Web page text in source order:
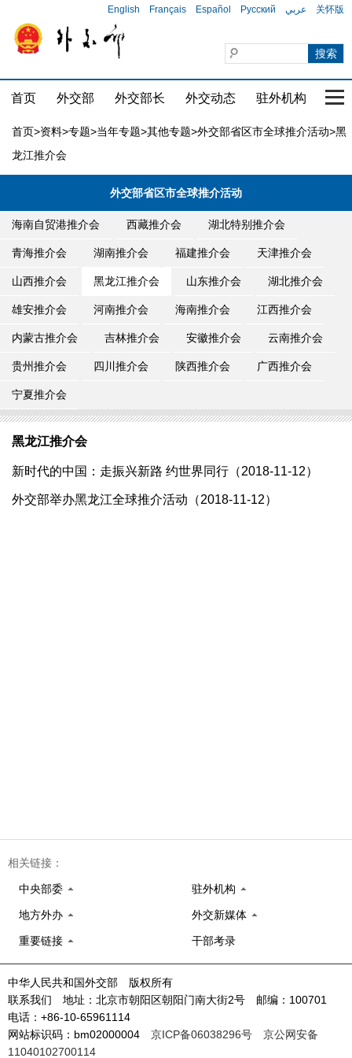
English Français Español Русский عربي 关怀版
首页 外交部 外交部长 外交动态 驻外机构 国
首页>资料>专题>当年专题>其他专题>外交部省区市全球推介活动>黑
龙江推介会
外交部省区市全球推介活动
海南自贸港推介会 西藏推介会 湖北特别推介会
青海推介会 湖南推介会 福建推介会 天津推介会
山西推介会 黑龙江推介会 山东推介会 湖北推介会
雄安推介会 河南推介会 海南推介会 江西推介会
内蒙古推介会 吉林推介会 安徽推介会 云南推介会
贵州推介会 四川推介会 陕西推介会 广西推介会
宁夏推介会
黑龙江推介会
新时代的中国：走振兴新路 约世界同行（2018-11-12）
外交部举办黑龙江全球推介活动（2018-11-12）
相关链接：
中央部委 驻外机构
地方外办 外交新媒体
重要链接 干部考录
中华人民共和国外交部 版权所有
联系我们 地址：北京市朝阳区朝阳门南大街2号 邮编：100701
电话：+86-10-65961114
网站标识码：bm02000004 京ICP备06038296号
京公网安备
11040102700114